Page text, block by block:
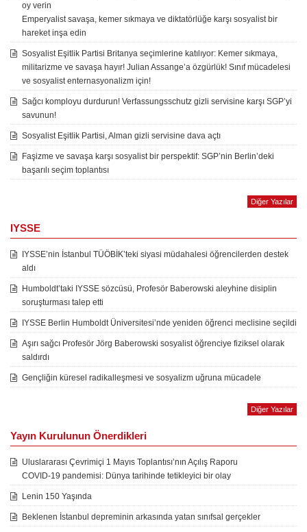
oy verin
Emperyalist savaşa, kemer sıkmaya ve diktatörlüğe karşı sosyalist bir
hareket inşa edin
Sosyalist Eşitlik Partisi Britanya seçimlerine katılıyor: Kemer sıkmaya,
militarizme ve savaşa hayır! Julian Assange’a özgürlük! Sınıf mücadelesi
ve sosyalist enternasyonalizm için!
Sağcı komployu durdurun! Verfassungsschutz gizli servisine karşı SGP’yi
savunun!
Sosyalist Eşitlik Partisi, Alman gizli servisine dava açtı
Faşizme ve savaşa karşı sosyalist bir perspektif: SGP’nin Berlin’deki
başarılı seçim toplantısı
Diğer Yazılar
IYSSE
IYSSE’nin İstanbul TÜÖBİK’teki siyasi müdahalesi öğrencilerden destek
aldı
Humboldt’taki IYSSE sözcüsü, Profesör Baberowski aleyhine disiplin
soruşturması talep etti
IYSSE Berlin Humboldt Üniversitesi’nde yeniden öğrenci meclisine seçildi
Aşırı sağcı Profesör Jörg Baberowski sosyalist öğrenciye fiziksel olarak
saldırdı
Gençliğin küresel radikalleşmesi ve sosyalizm uğruna mücadele
Diğer Yazılar
Yayın Kurulunun Önerdikleri
Uluslararası Çevrimiçi 1 Mayıs Toplantısı’nın Açılış Raporu
COVID-19 pandemisi: Dünya tarihinde tetikleyici bir olay
Lenin 150 Yaşında
Beklenen İstanbul depreminin arkasında yatan sınıfsal gerçekler